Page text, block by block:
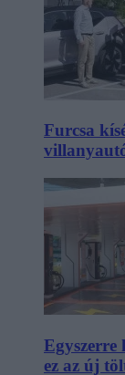
Furcsa
ez az új